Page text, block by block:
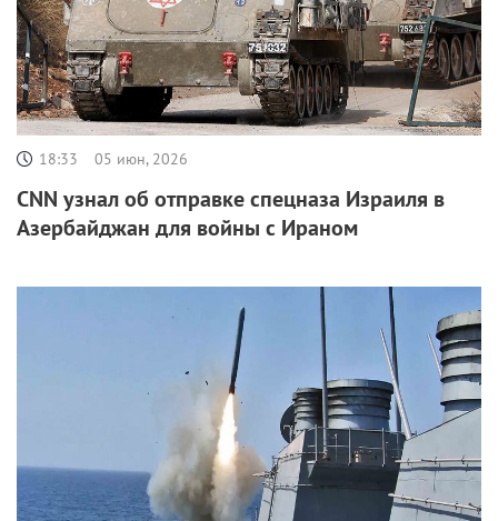
18:33 05 июн, 2026
CNN узнал об отправке спецназа Израиля в
Азербайджан для войны с Ираном